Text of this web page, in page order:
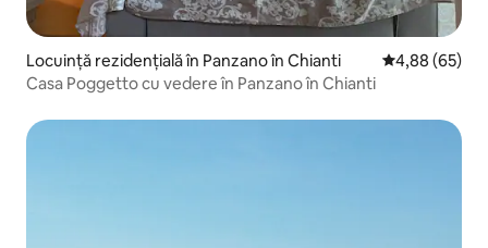
Locuință rezidențială în Panzano în Chianti Scor mediu
4,88 (65)
Casa Poggetto cu vedere în Panzano în Chianti